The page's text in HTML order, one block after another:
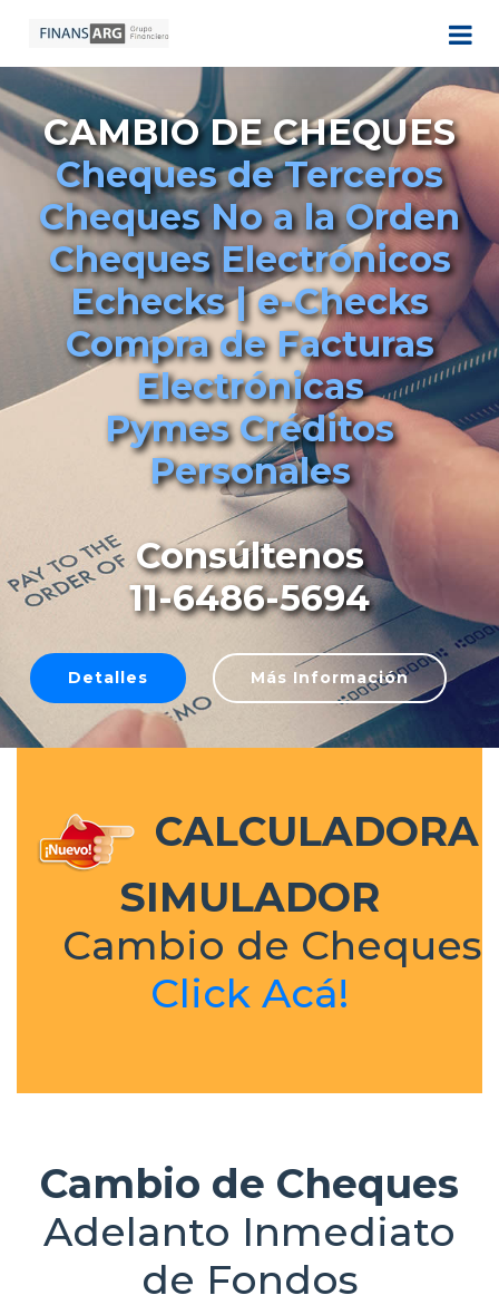
CAMBIO DE CHEQUES
Cheques de Terceros
Cheques No a la Orden
Cheques Electrónicos
Echecks | e-Checks
Compra de Facturas
Electrónicas
Pymes Créditos
Personales
Consúltenos
11-6486-5694
Detalles Más Información
CALCULADORA
SIMULADOR
Cambio de Cheques
Click Acá!
Cambio de Cheques
Adelanto Inmediato
de Fondos